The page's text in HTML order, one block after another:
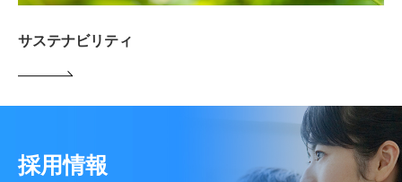
サステナビリティ
採用情報